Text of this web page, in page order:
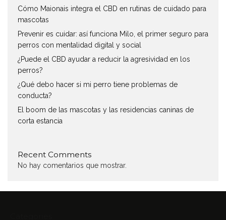
Cómo Maionais integra el CBD en rutinas de cuidado para
mascotas
Prevenir es cuidar: así funciona Milo, el primer seguro para
perros con mentalidad digital y social
¿Puede el CBD ayudar a reducir la agresividad en los
perros?
¿Qué debo hacer si mi perro tiene problemas de
conducta?
El boom de las mascotas y las residencias caninas de
corta estancia
Recent Comments
No hay comentarios que mostrar.